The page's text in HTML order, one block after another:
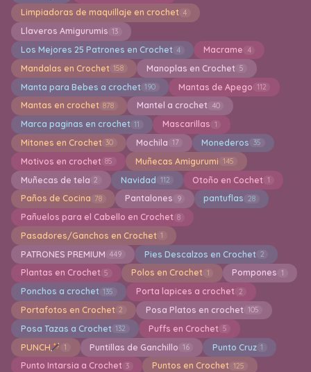
Limpiadoras de maquillaje en crochet 4
Llaveros Amigurumis 13
Los Mejores 25 Patrones en Crochet 4 Macrame 4
Mandalas en Crochet 158 Manoplas en Crochet 5
Manta para Bebes a crochet 190 Mantas de Apego 112
Mantas en crochet 878 Mantel a crochet 40
Marca paginas en crochet 11 Mascarillas 1
Mitones en Crochet 30 Mochila 17 Monederos 35
Motivos en crochet 85 Muñecas Amigurumi 145
Muñecas de tela 2 Navidad 112 Otoño en Cochet 1
Paños de Cocina 78 Pantalones 9 pantuflas 28
Pañuelos para el Cabello en Crochet 8
Pasadores/Ganchos en Crochet 1
PATRONES PREMIUM 449 Pies Descalzos en Crochet 2
Plantas en Crochet 5 Polos en Crochet 1 Pompones 1
Ponchos a crochet 135 Porta lapices a crochet 2
Portafotos en Crochet 2 Posa Platos en crochet 105
Posa Tazas a Crochet 132 Puffs en Crochet 5
PUNCH 1 Puntillas de Ganchillo 16 Punto Cruz 1
Punto Intarsia a Crochet 3 Puntos en Crochet 125